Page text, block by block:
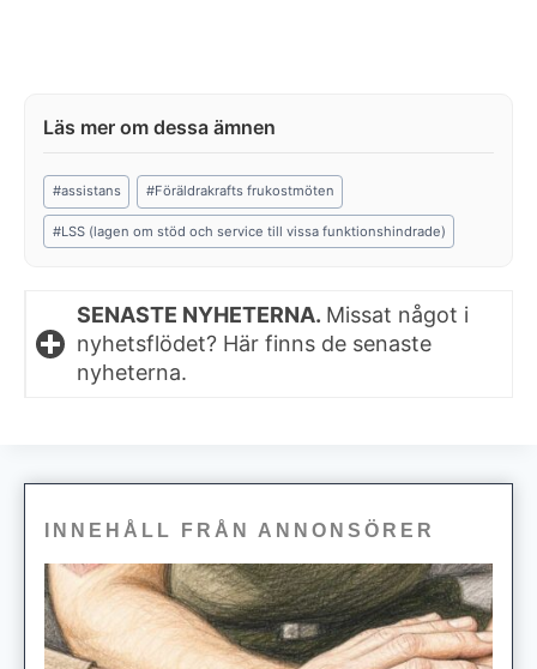
Post
Tags:
#assistans #Föräldrakrafts frukostmöten
#LSS (lagen om stöd och service till vissa funktionshindrade)
SENASTE NYHETERNA. Missat något i
nyhetsflödet? Här finns de senaste
nyheterna.
INNEHÅLL FRÅN ANNONSÖRER